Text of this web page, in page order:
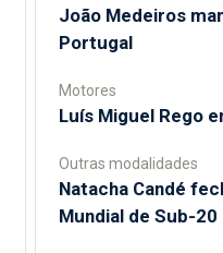
João Medeiros
Portugal
Motores
Luís Miguel Rego
Outras modalidades
Natacha Candé
Mundial de Sub-20